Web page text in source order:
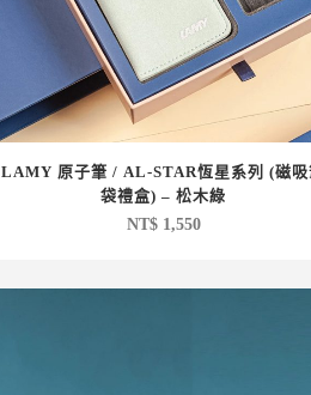
LAMY 原子筆 / AL-STAR恆星系列 (磁吸
袋禮盒) – 松木綠
NT$1,550